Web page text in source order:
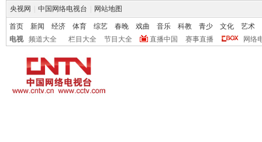
央视网 中国网络电视台 网站地图
首页 新闻 经济 体育 综艺 春晚 戏曲 音乐 科教 青少 文化
艺术
电视
频道大全 栏目大全 节目大全 直播中国 赛事直播 网络